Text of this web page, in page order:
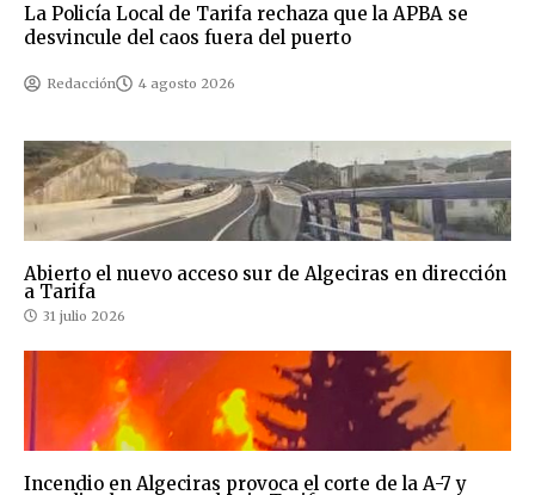
La Policía Local de Tarifa rechaza que la APBA se
desvincule del caos fuera del puerto
Redacción 4 agosto 2026
Abierto el nuevo acceso sur de Algeciras en dirección
a Tarifa
31 julio 2026
Incendio en Algeciras provoca el corte de la A-7 y